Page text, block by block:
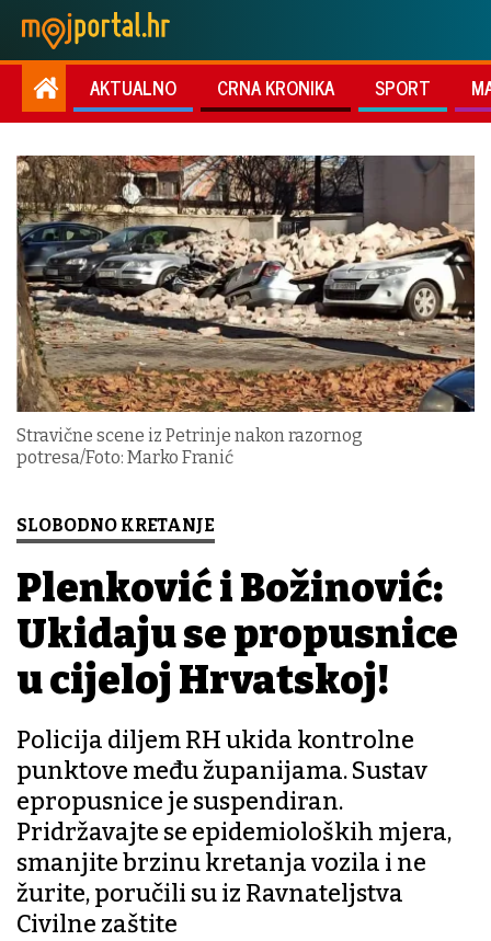
AKTUALNO CRNA KRONIKA SPORT
Stravične scene iz Petrinje nakon razornog
potresa/Foto: Marko Franić
SLOBODNO KRETANJE
Plenković i Božinović:
Ukidaju se propusnice
u cijeloj Hrvatskoj!
Policija diljem RH ukida kontrolne
punktove među županijama. Sustav
epropusnice je suspendiran.
Pridržavajte se epidemioloških mjera,
smanjite brzinu kretanja vozila i ne
žurite, poručili su iz Ravnateljstva
Civilne zaštite